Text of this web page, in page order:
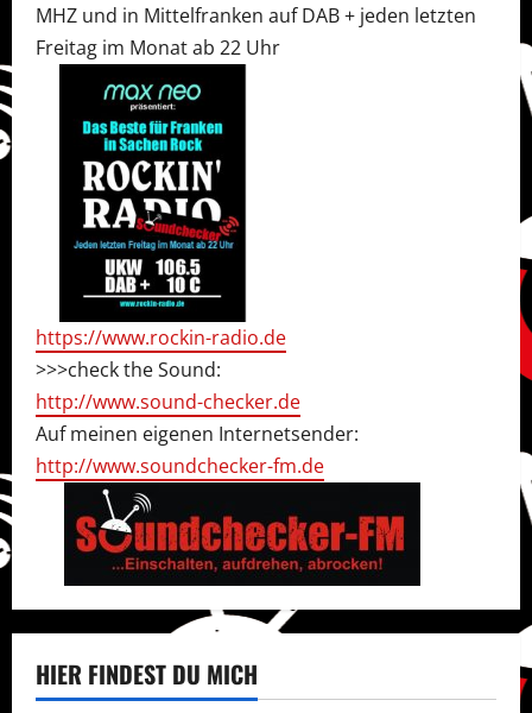
MHZ und in Mittelfranken auf DAB + jeden letzten
Freitag im Monat ab 22 Uhr
https://www.rockin-radio.de
>>>check the Sound:
http://www.sound-checker.de
Auf meinen eigenen Internetsender:
http://www.soundchecker-fm.de
HIER FINDEST DU MICH